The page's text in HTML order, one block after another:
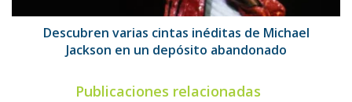
un
depósito
abandonado
Descubren varias cintas inéditas de Michael
Jackson en un depósito abandonado
Publicaciones relacionadas